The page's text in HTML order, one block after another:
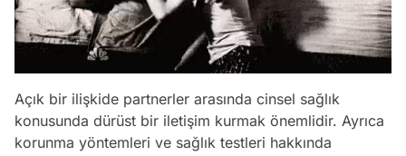
Açık bir ilişkide partnerler arasında cinsel sağlık
konusunda dürüst bir iletişim kurmak önemlidir. Ayrıca
korunma yöntemleri ve sağlık testleri hakkında